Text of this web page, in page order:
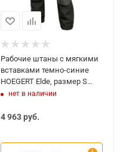
Рабочие штаны с мягкими
вставками темно-синие
HOEGERT Elde, размер S
HT5K366-S
нет в наличии
4 963руб.